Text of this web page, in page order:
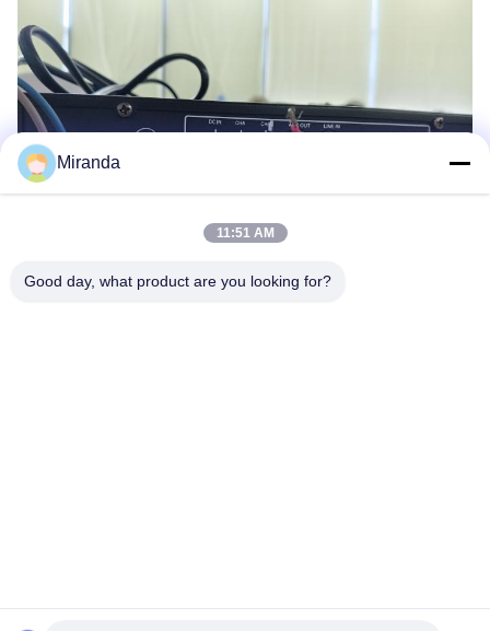
Miranda
11:51 AM
Good day, what product are you looking for?